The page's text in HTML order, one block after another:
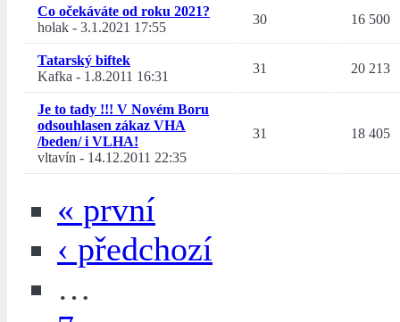
Co očekáváte od roku 2021?
holak - 3.1.2021 17:55
30 16 500
Tatarský biftek
Kafka - 1.8.2011 16:31
31 20 213
Je to tady !!! V Novém Boru
odsouhlasen zákaz VHA
/beden/ i VLHA!
vltavín - 14.12.2011 22:35
31 18 405
« první
‹ předchozí
…